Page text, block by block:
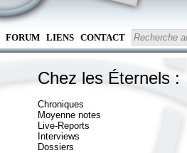
FORUM LIENS CONTACT
Chez les Éternels :
Chroniques
Moyenne notes
Live-Reports
Interviews
Dossiers